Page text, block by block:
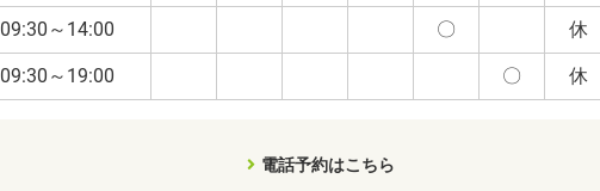
09:30～14:00 〇 休
09:30～19:00 〇 休
電話予約はこちら